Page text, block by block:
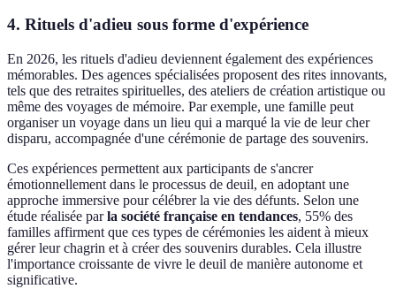
4. Rituels d'adieu sous forme d'expérience
En 2026, les rituels d'adieu deviennent également des expériences
mémorables. Des agences spécialisées proposent des rites innovants,
tels que des retraites spirituelles, des ateliers de création artistique ou
même des voyages de mémoire. Par exemple, une famille peut
organiser un voyage dans un lieu qui a marqué la vie de leur cher
disparu, accompagnée d'une cérémonie de partage des souvenirs.
Ces expériences permettent aux participants de s'ancrer
émotionnellement dans le processus de deuil, en adoptant une
approche immersive pour célébrer la vie des défunts. Selon une
étude réalisée parla société française en tendances, 55% des
familles affirment que ces types de cérémonies les aident à mieux
gérer leur chagrin et à créer des souvenirs durables. Cela illustre
l'importance croissante de vivre le deuil de manière autonome et
significative.